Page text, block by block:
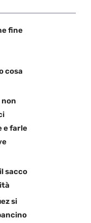
fine
cosa
non
e farle
sacco
si